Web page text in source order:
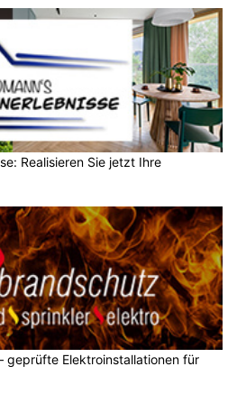
Realisieren Sie jetzt Ihre
geprüfte Elektroinstallationen für